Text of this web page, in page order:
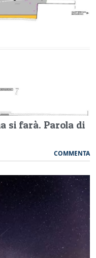
si farà. Parola di
COMMENTA